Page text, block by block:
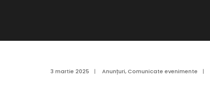
3 martie 2025 | Anunțuri,Comunicate evenimente |